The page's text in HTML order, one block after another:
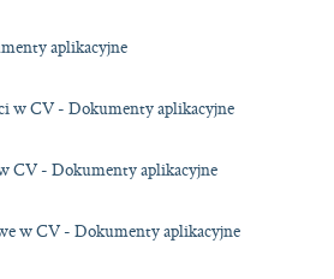
aplikacyjne
w CV - Dokumenty aplikacyjne
CV - Dokumenty aplikacyjne
w CV - Dokumenty aplikacyjne